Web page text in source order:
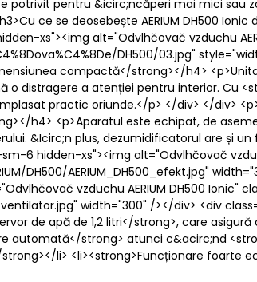
potrivit pentru &icirc;ncăperi mai mici sau
ce se deosebește AERIUM DH500
xs"><img alt="Odvlhčovač vzduchu
DH500/03.jpg"
compactă</strong></h4>
distragere a atenției pentru interior. Cu
practic oriunde.</p> </div> </div>
h4> <p>Aparatul este echipat, de
&Icirc;n plus, dezumidificatorul are și
6 hidden-xs"><img alt="Odvlhčovač
DH500/AERIUM_DH500_efekt.jpg"
vzduchu AERIUM DH500 Ionic"
width="300" /></div> <div
de apă de 1,2 litri</strong>, care
automată</strong> atunci c&acirc;nd
li> <li><strong>Funcționare